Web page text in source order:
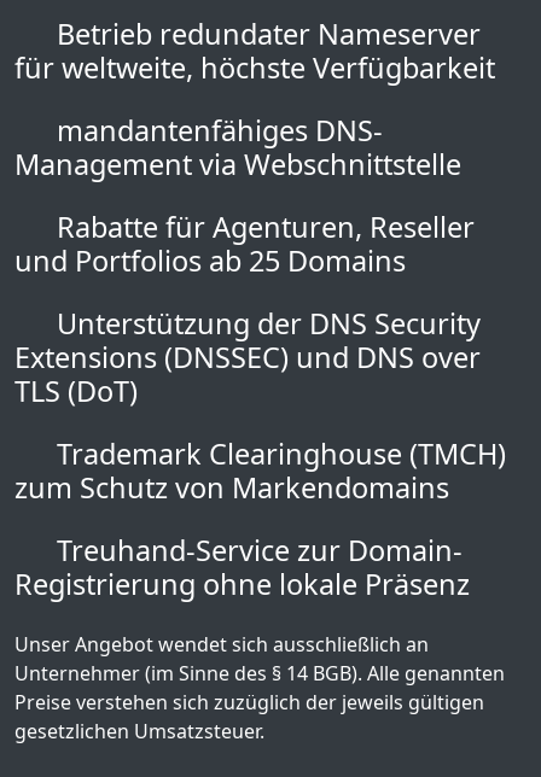
Betrieb redundater Nameserver
für weltweite, höchste Verfügbarkeit
mandantenfähiges DNS-
Management via Webschnittstelle
Rabatte für Agenturen, Reseller
und Portfolios ab 25 Domains
Unterstützung der DNS Security
Extensions (DNSSEC) und DNS over
TLS (DoT)
Trademark Clearinghouse (TMCH)
zum Schutz von Markendomains
Treuhand-Service zur Domain-
Registrierung ohne lokale Präsenz
Unser Angebot wendet sich ausschließlich an
Unternehmer (im Sinne des § 14 BGB). Alle genannten
Preise verstehen sich zuzüglich der jeweils gültigen
gesetzlichen Umsatzsteuer.